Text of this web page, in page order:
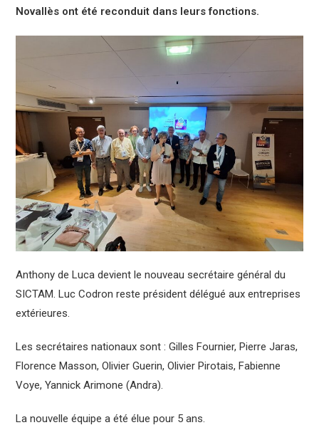
Novallès ont été reconduit dans leurs fonctions.
Anthony de Luca devient le nouveau secrétaire général du
SICTAM. Luc Codron reste président délégué aux entreprises
extérieures.
Les secrétaires nationaux sont : Gilles Fournier, Pierre Jaras,
Florence Masson, Olivier Guerin, Olivier Pirotais, Fabienne
Voye, Yannick Arimone (Andra).
La nouvelle équipe a été élue pour 5 ans.